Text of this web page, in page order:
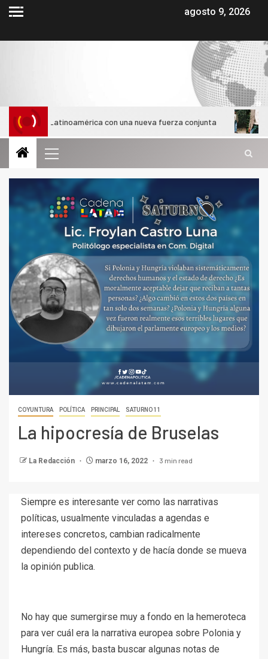
agosto 9, 2026
Latinoamérica con una nueva fuerza conjunta ¿Cómo
COYUNTURA POLÍTICA PRINCIPAL SATURNO 11
La hipocresía de Bruselas
La Redacción marzo 16, 2022 3 min read
Siempre es interesante ver como las narrativas
políticas, usualmente vinculadas a agendas e
intereses concretos, cambian radicalmente
dependiendo del contexto y de hacía donde se mueva
la opinión publica.
No hay que sumergirse muy a fondo en la hemeroteca
para ver cuál era la narrativa europea sobre Polonia y
Hungría. Es más, basta buscar algunas notas de